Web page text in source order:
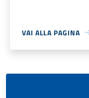
VAI ALLA PAGINA